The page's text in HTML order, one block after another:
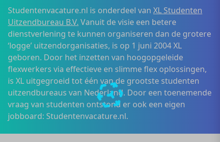
Studentenvacature.nl is onderdeel van XL Studenten
Uitzendbureau B.V. Vanuit de visie een betere
dienstverlening te kunnen organiseren dan de grotere
‘logge’ uitzendorganisaties, is op 1 juni 2004 XL
geboren. Door het inzetten van hoogopgeleide
flexwerkers via effectieve en slimme flex oplossingen,
is XL uitgegroeid tot één van de grootste studenten
uitzendbureaus van Nederland. Door een toenemende
vraag van studenten ontstond er ook een eigen
jobboard: Studentenvacature.nl.